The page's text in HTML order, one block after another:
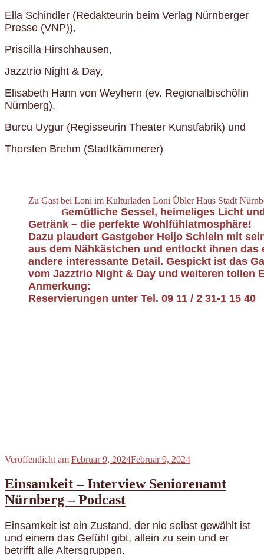
Ella Schindler (Redakteurin beim Verlag Nürnberger
Presse (VNP)),
Priscilla Hirschhausen,
Jazztrio Night & Day,
Elisabeth Hann von Weyhern (ev. Regionalbischöfin
Nürnberg),
Burcu Uygur (Regisseurin Theater Kunstfabrik) und
Thorsten Brehm (Stadtkämmerer)
Zu Gast bei Loni im Kulturladen Loni Übler Haus
Gemütliche Sessel, heimeliges Licht
Getränk – die perfekte
Dazu plaudert Gastgeber Heijo Schlein mit
aus dem Nähkästchen und entlockt ihnen das
andere interessante Detail. Gespickt ist das
vom Jazztrio Night & Day und weiteren tollen
Anmerkung:
Reservierungen unter Tel. 09 11 / 2 31-1 15 40
Veröffentlicht am Februar 9, 2024Februar 9, 2024
Einsamkeit – Interview Seniorenamt
Nürnberg – Podcast
Einsamkeit ist ein Zustand, der nie selbst gewählt ist
und einem das Gefühl gibt, allein zu sein und er
betrifft alle Altersgruppen.